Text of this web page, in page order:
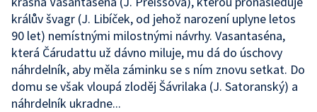
králův švagr (J. Libíček, od jehož narození uplyne letos
90 let) nemístnými milostnými návrhy. Vasantaséna,
která Čárudattu už dávno miluje, mu dá do úschovy
náhrdelník, aby měla záminku se s ním znovu setkat. Do
domu se však vloupá zloděj Šávrilaka (J. Satoranský) a
náhrdelník ukradne...